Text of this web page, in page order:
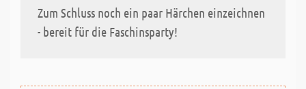
Zum Schluss noch ein paar Härchen einzeichnen
- bereit für die Faschinsparty!